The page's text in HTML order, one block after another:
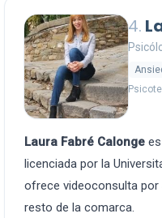
4.
Laura Fabré Calonge
licenciada por la
ofrece videoconsulta por
resto de la comarca.